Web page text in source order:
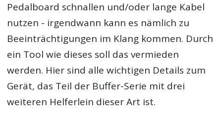
Pedalboard schnallen und/oder lange Kabel
nutzen - irgendwann kann es nämlich zu
Beeinträchtigungen im Klang kommen. Durch
ein Tool wie dieses soll das vermieden
werden. Hier sind alle wichtigen Details zum
Gerät, das Teil der Buffer-Serie mit drei
weiteren Helferlein dieser Art ist.